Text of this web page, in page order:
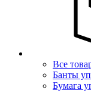
Все
Банты
Бумага